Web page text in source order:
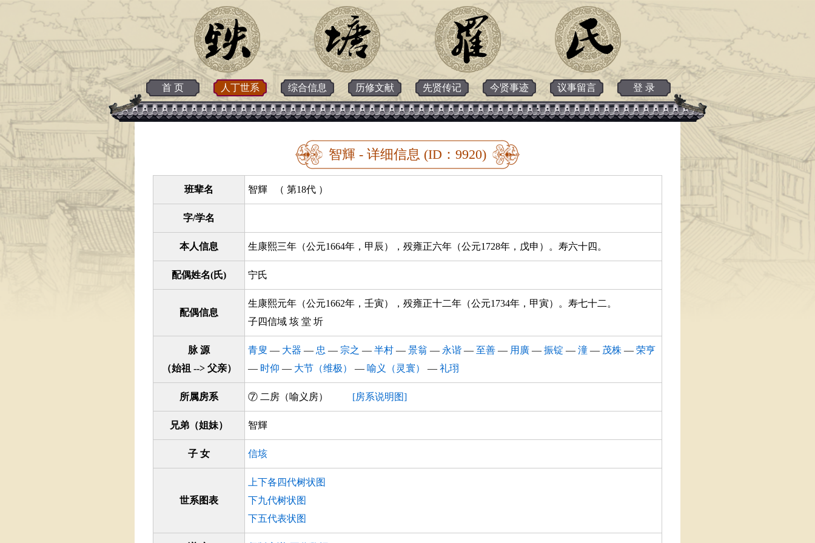
首 页 人丁世系 综合信息 历修文献 先贤传记 今贤事迹 议事留言 登 录
智輝 - 详细信息 (ID：9920)
班辈名 智輝 （ 第18代 ）
字/学名
本人信息 生康熙三年（公元1664年，甲辰），殁雍正六年（公元1728年，戊申）。寿六十四。
配偶姓名(氏) 宁氏
配偶信息
生康熙元年（公元1662年，壬寅），殁雍正十二年（公元1734年，甲寅）。寿七十二。
子四信域 垓 堂 圻
脉 源
（始祖 --> 父亲）
青叟 — 大器 — 忠 — 宗之 — 半村 — 景翁 — 永谐 — 至善 — 用廣 — 振锭 — 潼 — 茂株 — 荣亨
— 时仰 — 大节（维极） — 喻义（灵寰） — 礼珝
所属房系 ⑦ 二房（喻义房） [房系说明图]
兄弟（姐妹） 智輝
子 女 信垓
世系图表
上下各四代树状图
下九代树状图
下五代表状图